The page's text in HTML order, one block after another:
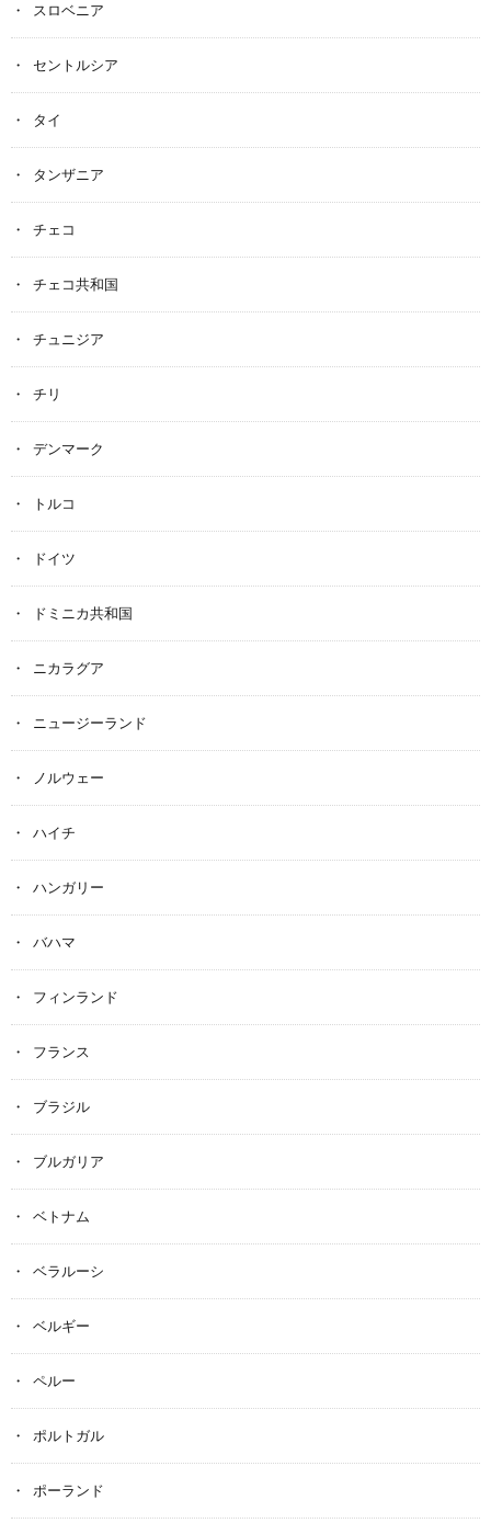
スロベニア
セントルシア
タイ
タンザニア
チェコ
チェコ共和国
チュニジア
チリ
デンマーク
トルコ
ドイツ
ドミニカ共和国
ニカラグア
ニュージーランド
ノルウェー
ハイチ
ハンガリー
バハマ
フィンランド
フランス
ブラジル
ブルガリア
ベトナム
ベラルーシ
ベルギー
ペルー
ポルトガル
ポーランド